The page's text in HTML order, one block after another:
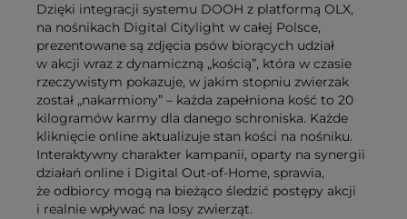
Dzięki integracji systemu DOOH z platformą OLX,
na nośnikach Digital Citylight w całej Polsce,
prezentowane są zdjęcia psów biorących udział
w akcji wraz z dynamiczną „kością”, która w czasie
rzeczywistym pokazuje, w jakim stopniu zwierzak
został „nakarmiony” – każda zapełniona kość to 20
kilogramów karmy dla danego schroniska. Każde
kliknięcie online aktualizuje stan kości na nośniku.
Interaktywny charakter kampanii, oparty na synergii
działań online i Digital Out-of-Home, sprawia,
że odbiorcy mogą na bieżąco śledzić postępy akcji
i realnie wpływać na losy zwierząt.